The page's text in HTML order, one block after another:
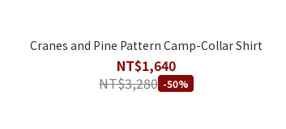
Cranes and Pine Pattern Camp-Collar Shirt
NT$1,640
NT$3,280 -50%